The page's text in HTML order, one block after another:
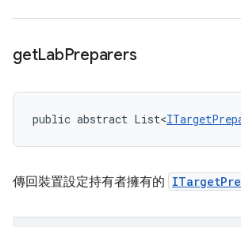
getLabPreparers
public abstract List<
傳回裝置設定持有者擁有的